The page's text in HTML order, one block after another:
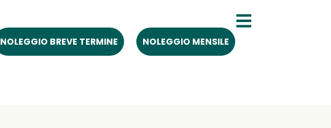
NOLEGGIO BREVE TERMINE NOLEGGIO MENSILE